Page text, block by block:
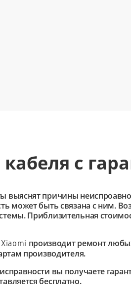
с
причины
может быть связана с ним.
Приблизительная
Xiaomi производит ремонт
производителя.
вы получаете
бесплатно.